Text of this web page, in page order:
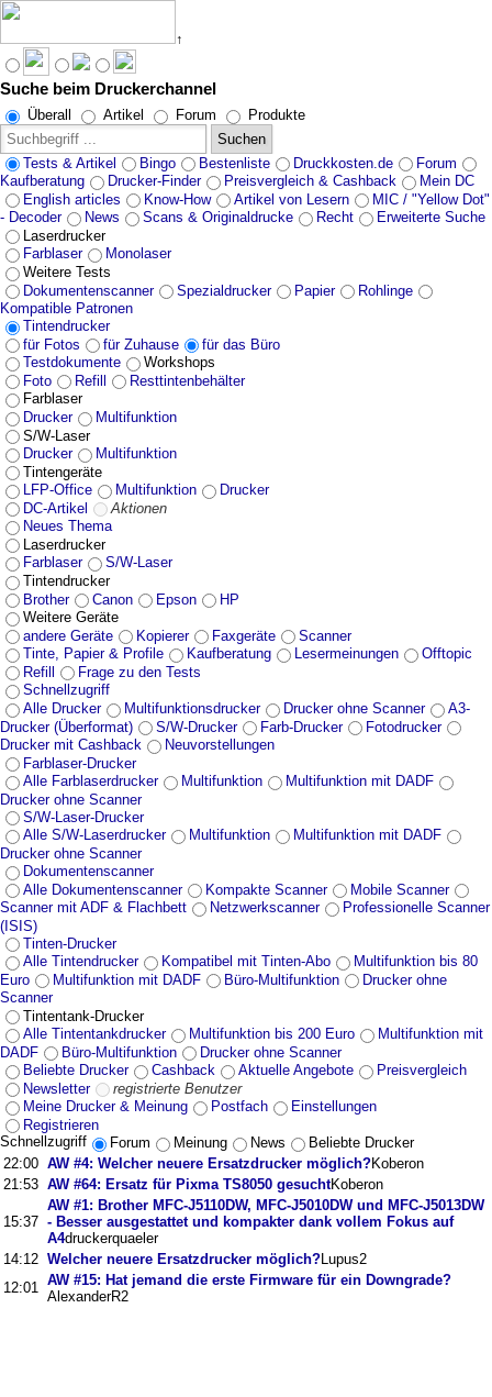
↑
Suche beim Druckerchannel
Überall Artikel Forum
Produkte
Suchen
Tests & Artikel
Bingo Bestenliste Druckkosten.de
Forum
Kaufberatung
Drucker-Finder Preisvergleich & Cashback
Mein DC
English articles
Know-How Artikel von Lesern
MIC / "Yellow Dot"
- Decoder
News Scans & Originaldrucke Recht
Erweiterte Suche
Laserdrucker
Farblaser
Monolaser
Weitere Tests
Dokumentenscanner
Spezialdrucker Papier
Rohlinge
Kompatible Patronen
Tintendrucker
für Fotos
für Zuhause
für das Büro
Testdokumente
Workshops
Foto
Refill
Resttintenbehälter
Farblaser
Drucker
Multifunktion
S/W-Laser
Drucker
Multifunktion
Tintengeräte
LFP-Office
Multifunktion
Drucker
DC-Artikel
Aktionen
Neues Thema
Laserdrucker
Farblaser
S/W-Laser
Tintendrucker
Brother
Canon Epson
HP
Weitere Geräte
andere Geräte
Kopierer Faxgeräte
Scanner
Tinte, Papier & Profile
Kaufberatung Lesermeinungen
Offtopic
Refill
Frage zu den Tests
Schnellzugriff
Alle Drucker
Multifunktionsdrucker Drucker ohne Scanner
A3-
Drucker (Überformat)
S/W-Drucker Farb-Drucker
Fotodrucker
Drucker mit Cashback
Neuvorstellungen
Farblaser-Drucker
Alle Farblaserdrucker
Multifunktion
Multifunktion mit DADF
Drucker ohne Scanner
S/W-Laser-Drucker
Alle S/W-Laserdrucker
Multifunktion
Multifunktion mit DADF
Drucker ohne Scanner
Dokumentenscanner
Alle Dokumentenscanner
Kompakte Scanner
Mobile Scanner
Scanner mit ADF & Flachbett
Netzwerkscanner
Professionelle Scanner
(ISIS)
Tinten-Drucker
Alle Tintendrucker
Kompatibel mit Tinten-Abo
Multifunktion bis 80
Euro
Multifunktion mit DADF Büro-Multifunktion
Drucker ohne
Scanner
Tintentank-Drucker
Alle Tintentankdrucker
Multifunktion bis 200 Euro
Multifunktion mit
DADF
Büro-Multifunktion
Drucker ohne Scanner
Beliebte Drucker
Cashback Aktuelle Angebote
Preisvergleich
Newsletter
registrierte Benutzer
Meine Drucker & Meinung
Postfach
Einstellungen
Registrieren
Schnellzugriff
Forum Meinung News
Beliebte Drucker
22:00 AW #4: Welcher neuere Ersatzdrucker möglich?Koberon
21:53 AW #64: Ersatz für Pixma TS8050 gesuchtKoberon
15:37
AW #1: Brother MFC-J5110DW, MFC-J5010DW und MFC-J5013DW
- Besser ausgestattet und kompakter dank vollem Fokus auf
A4druckerquaeler
14:12 Welcher neuere Ersatzdrucker möglich?Lupus2
12:01 AW #15: Hat jemand die erste Firmware für ein Downgrade?
AlexanderR2
Angebote werden geladen...